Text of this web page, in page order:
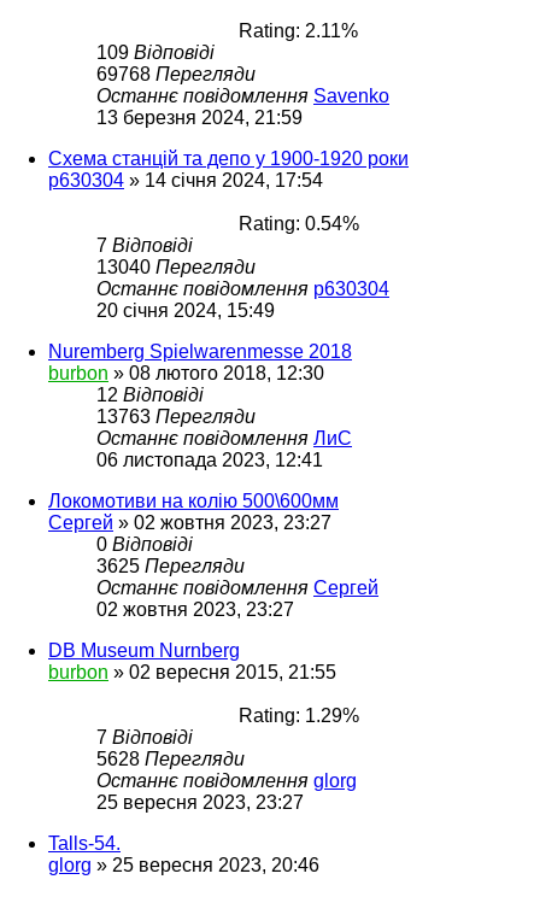
Rating: 2.11%
109 Відповіді
69768 Перегляди
Останнє повідомлення Savenko
13 березня 2024, 21:59
Схема станцій та депо у 1900-1920 роки
p630304 » 14 січня 2024, 17:54
Rating: 0.54%
7 Відповіді
13040 Перегляди
Останнє повідомлення p630304
20 січня 2024, 15:49
Nuremberg Spielwarenmesse 2018
burbon » 08 лютого 2018, 12:30
12 Відповіді
13763 Перегляди
Останнє повідомлення ЛиС
06 листопада 2023, 12:41
Локомотиви на колію 500\600мм
Сергей » 02 жовтня 2023, 23:27
0 Відповіді
3625 Перегляди
Останнє повідомлення Сергей
02 жовтня 2023, 23:27
DB Museum Nurnberg
burbon » 02 вересня 2015, 21:55
Rating: 1.29%
7 Відповіді
5628 Перегляди
Останнє повідомлення glorg
25 вересня 2023, 23:27
Talls-54.
glorg » 25 вересня 2023, 20:46